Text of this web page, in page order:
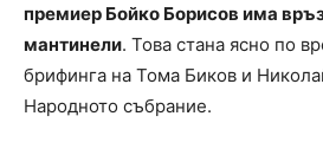
премиер Бойко Борисов има
мантинели. Това стана ясно по
брифинга на Тома Биков и
Народното събрание.